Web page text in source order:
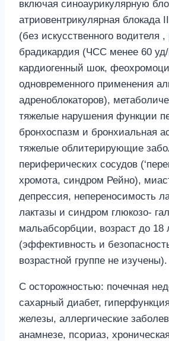
включая синоаурикулярную
атриовентрикулярная блокада
(без искусственного водителя
брадикардия (ЧСС менее 60
кардиогенный шок,
одновременного применения
адреноблокаторов),
тяжелые нарушения функции
бронхоспазм и бронхиальная
тяжелые облитерирующие
периферических сосудов
хромота, синдром Рейно),
депрессия, непереносимость
лактазы и синдром глюкозо-
мальабсорбции, возраст до 18
(эффективность и
возрастной группе не изучены).
С осторожностью: почечная
сахарный диабет,
железы, аллергические
анамнезе, псориаз,